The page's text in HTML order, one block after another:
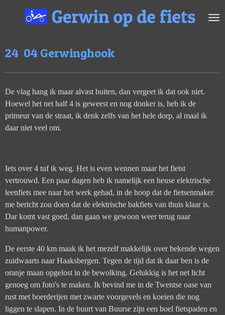
direct
hoofdinhoud
24 04 Gerwinghook
De vlag hang ik maar alvast buiten, dan vergeet ik dat ook niet.
Hoewel het net half 4 is geweest en nog donker is, heb ik de
primeur van de straat, ik denk zelfs van het hele dorp, al maal ik
daar niet veel om.
Iets over 4 tuf ik weg. Het is even wennen maar het fietst
vertrouwd. Een paar dagen heb ik namelijk een heuse elektrische
leenfiets mee naar het werk gehad, in de hoop dat de fietsenmaker
me bericht zou doen dat de elektrische bakfiets van thuis klaar is.
Dar komt vast goed, dan gaan we gewoon weer terug naar
humanpower.
De eerste 40 km maak ik het mezelf makkelijk over bekende wegen
zuidwaarts naar Haaksbergen. Tegen de tijd dat ik daar ben is de
oranje maan opgelost in de bewolking. Gelukkig is het net licht
genoeg om foto's te maken. Ik bevind me in de Twentse oase van
rust met boerderijen met zwarte voorgevels en koeien die nog
liggen te slapen. In de buurt van Buurse zijn een boel fietspaden en